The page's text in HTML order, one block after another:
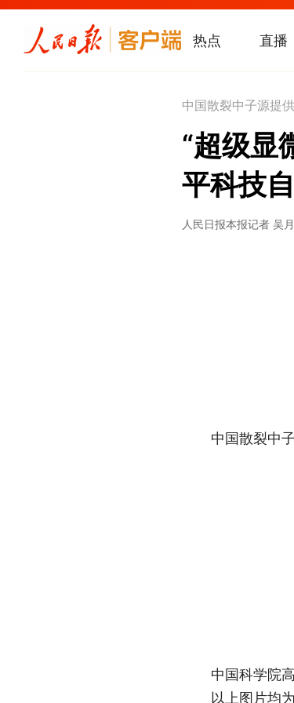
热点 直播
中国散裂中子源提
“超级显
平科技
人民日报本报记者 吴
中国散裂中子
中国科学院高
以上图片均为